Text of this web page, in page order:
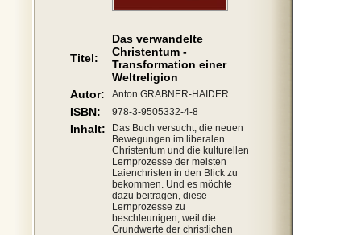
Titel:
Das verwandelte
Christentum -
Transformation einer
Weltreligion
Autor:
Anton GRABNER-HAIDER
ISBN: 978-3-9505332-4-8
Inhalt:
Das Buch versucht, die neuen
Bewegungen im liberalen
Christentum und die kulturellen
Lernprozesse der meisten
Laienchristen in den Blick zu
bekommen. Und es möchte
dazu beitragen, diese
Lernprozesse zu
beschleunigen, weil die
Grundwerte der christlichen